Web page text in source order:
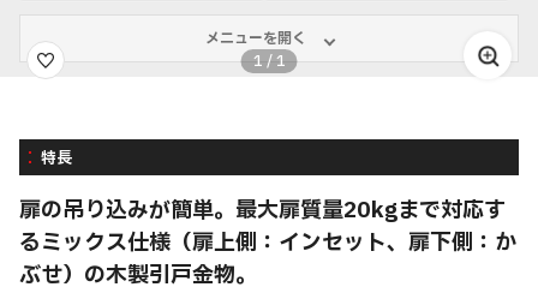
メニューを開く
1 /1
特長
扉の吊り込みが簡単。最大扉質量20kgまで対応す
るミックス仕様（扉上側：インセット、扉下側：か
ぶせ）の木製引戸金物。